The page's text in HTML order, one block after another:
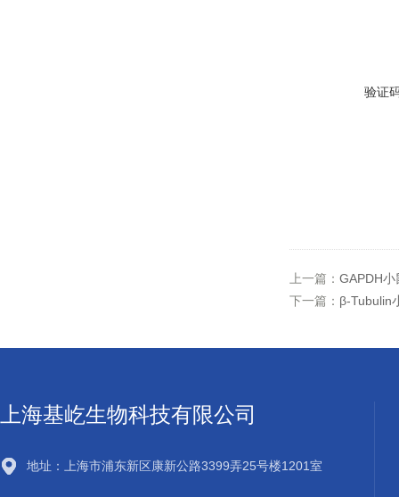
验证
上一篇： GAPDH
下一篇： β-Tubulin
上海基屹生物科技有限公司
地址：上海市浦东新区康新公路3399弄25号楼1201室